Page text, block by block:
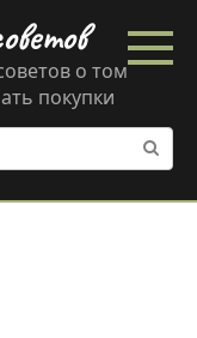
о том
покупки